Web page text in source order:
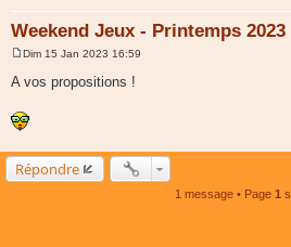
Weekend Jeux - Printemps
s
a
g
Dim 15 Jan 2023 16:59
A vos propositions !
Répondre
1 message • Page 1